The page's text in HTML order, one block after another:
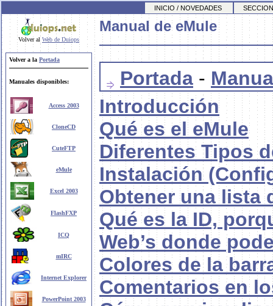
INICIO / NOVEDADES
Volver alWeb de Duiops
Volver a la Portada
Manuales disponibles:
Access 2003
CloneCD
CuteFTP
eMule
Excel 2003
FlashFXP
ICQ
mIRC
Internet Explorer
PowerPoint 2003
Manual de eMule
Portada -
Introducción
Qué es el eMule
Diferentes Tipos
Instalación
Obtener una lista
Qué es la ID,
Web’s donde
Colores de la
Comentarios en